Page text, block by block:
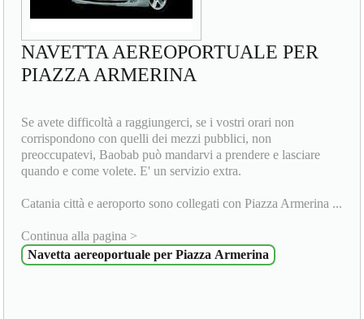
NAVETTA AEREOPORTUALE PER
PIAZZA ARMERINA
Se avete difficoltà a raggiungerci, se i vostri orari non
corrispondono con quelli dei mezzi pubblici, non
preoccupatevi, Baobab può mandarvi a prendere e lasciare
quando e come volete. E' un servizio extra.
Catania città e aeroporto sono collegati con Piazza Armerina ...
Continua alla pagina >
Navetta aereoportuale per Piazza Armerina